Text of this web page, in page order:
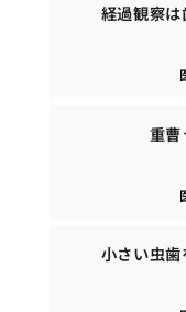
経過観察
重
小さい虫